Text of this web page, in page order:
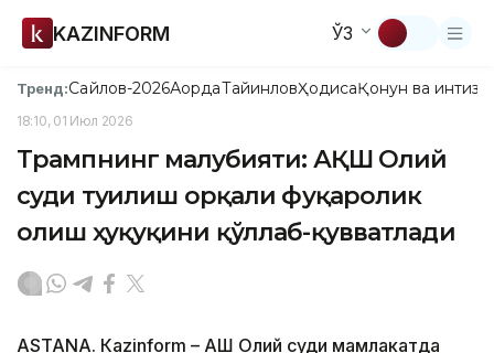
KAZINFORM ЎЗ
Тренд:Сайлов-2026АқордаТайинловҲодисаҚонун ва
18:10, 01 Июл 2026
Трампнинг мағлубияти: АҚШ Олий
суди туғилиш орқали фуқаролик
олиш ҳуқуқини қўллаб-қувватлади
ASTANА. Кazinform – АҚШ Олий суди мамлакатда